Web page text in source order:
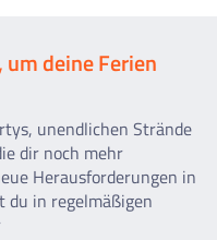
um deine Ferien
unendlichen Strände
dir noch mehr
Herausforderungen in
du in regelmäßigen